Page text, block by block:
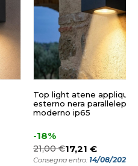
Top light atene applique
esterno nera
moderno ip65
-18%
21,00 €17,21 €
Consegna entro: 14/08/2026